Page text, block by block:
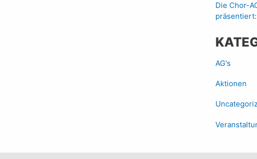
Die Chor-
präsentiert:
AG's
Aktionen